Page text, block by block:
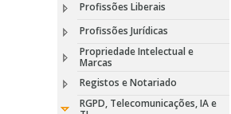
Profissões Liberais
Profissões Jurídicas
Propriedade Intelectual e
Marcas
Registos e Notariado
RGPD, Telecomunicações, IA e